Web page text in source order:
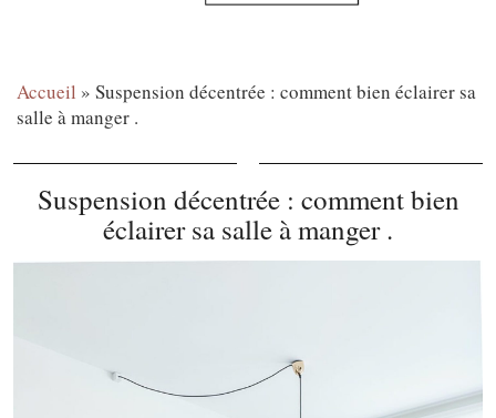
Accueil » Suspension décentrée : comment bien éclairer sa
salle à manger .
Suspension décentrée : comment bien
éclairer sa salle à manger .